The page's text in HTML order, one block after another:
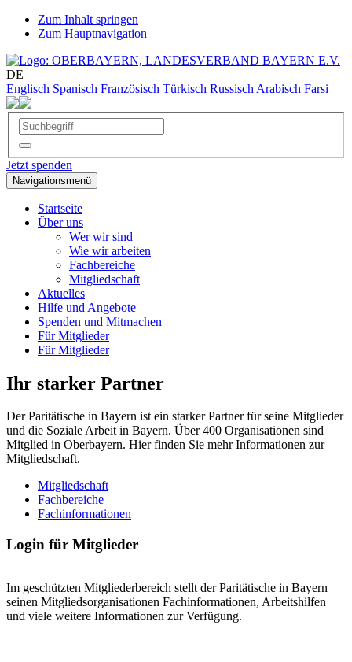
Zum Inhalt springen
Zum Hauptnavigation
DE
Englisch Spanisch Französisch Türkisch Russisch Arabisch Farsi
Jetzt spenden
Navigationsmenü
Startseite
Über uns
Wer wir sind
Wie wir arbeiten
Fachbereiche
Mitgliedschaft
Aktuelles
Hilfe und Angebote
Spenden und Mitmachen
Für Mitglieder
Für Mitglieder
Ihr starker Partner
Der Paritätische in Bayern ist ein starker Partner für seine Mitglieder
und die Soziale Arbeit in Bayern. Über 400 Organisationen sind
Mitglied in Oberbayern. Hier finden Sie mehr Informationen zur
Mitgliedschaft.
Mitgliedschaft
Fachbereiche
Fachinformationen
Login für Mitglieder
Im geschützten Mitgliederbereich stellt der Paritätische in Bayern
seinen Mitgliedsorganisationen Fachinformationen, Arbeitshilfen
und viele weitere Informationen zur Verfügung.